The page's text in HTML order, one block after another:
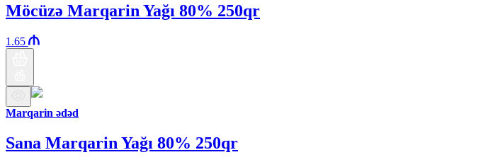
Möcüzə Marqarin Yağı 80% 250qr
1.65
Marqarin ədəd
Sana Marqarin Yağı 80% 250qr